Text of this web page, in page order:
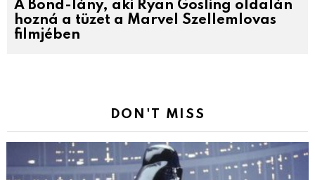
A Bond-lány, aki Ryan Gosling oldalán
hozná a tüzet a Marvel Szellemlovas
filmjében
DON'T MISS